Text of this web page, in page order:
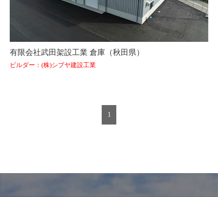
有限会社武田架設工業 倉庫（秋田県）
ビルダー：(株)シブヤ建設工業
1